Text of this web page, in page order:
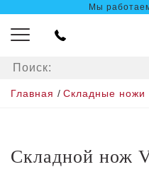
Мы
Главная / Складные ножи
Складной нож